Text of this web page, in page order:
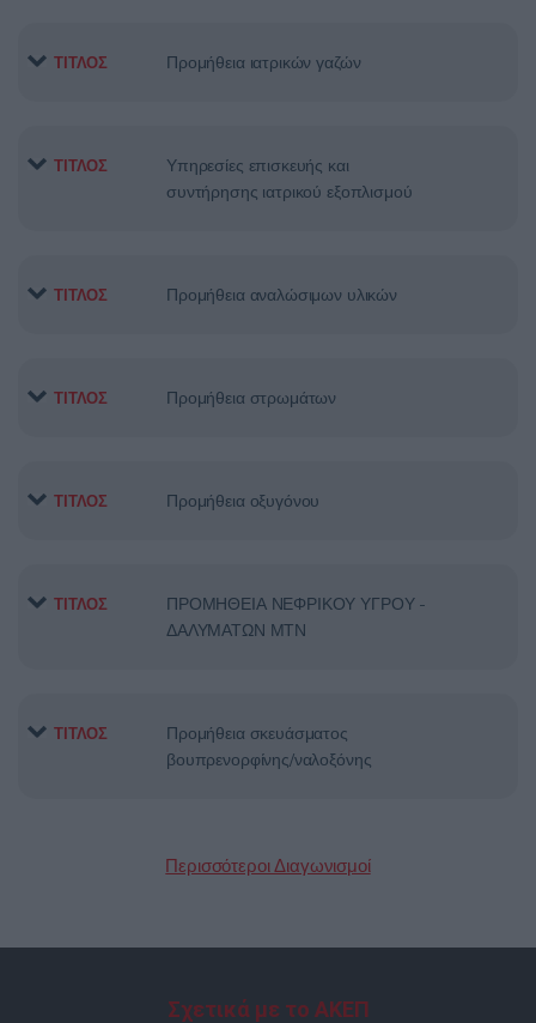
ΤΙΤΛΟΣ Προμήθεια ιατρικών γαζών
ΤΙΤΛΟΣ
Υπηρεσίες επισκευής και
συντήρησης ιατρικού εξοπλισμού
ΤΙΤΛΟΣ Προμήθεια αναλώσιμων υλικών
ΤΙΤΛΟΣ Προμήθεια στρωμάτων
ΤΙΤΛΟΣ Προμήθεια οξυγόνου
ΤΙΤΛΟΣ
ΠΡΟΜΗΘΕΙΑ ΝΕΦΡΙΚΟΥ ΥΓΡΟΥ ­
ΔΑΛΥΜΑΤΩΝ ΜΤΝ
ΤΙΤΛΟΣ
Προμήθεια σκευάσματος
βουπρενορφίνης/ναλοξόνης
Περισσότεροι Διαγωνισμοί
Σχετικά με το ΑΚΕΠ